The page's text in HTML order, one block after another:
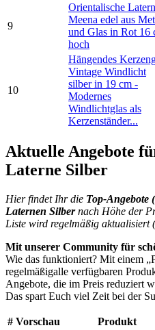
9
Orientalische
Meena edel aus
und Glas in Rot 16
hoch
10
Hängendes
Vintage Windlicht
silber in 19 cm -
Modernes
Windlichtglas als
Kerzenständer...
Aktuelle Angebote
Laterne Silber
Hier findet Ihr die Top-Angebote
Laternen Silbernach Höhe der
Liste wird regelmäßig aktualisiert
Mit unserer Community für
Wie das funktioniert? Mit einem
regelmäßigalle verfügbaren
Angebote, die im Preis reduziert
Das spart Euch viel Zeit bei der
# Vorschau Produkt